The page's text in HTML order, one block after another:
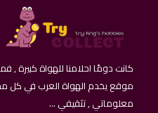
موقع يخدم الهواة العرب في كل
معلوماتي , تثقيفي ...